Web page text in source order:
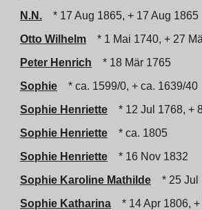
N.N.
* 17 Aug 1865, + 17 Aug 1865
Otto Wilhelm
* 1 Mai 1740, + 27
Peter Henrich
* 18 Mär 1765
Sophie
* ca. 1599/0, + ca. 1639/40
Sophie Henriette
* 12 Jul 1768, +
Sophie Henriette
* ca. 1805
Sophie Henriette
* 16 Nov 1832
Sophie Karoline Mathilde
* 25 Jul
Sophie Katharina
* 14 Apr 1806,